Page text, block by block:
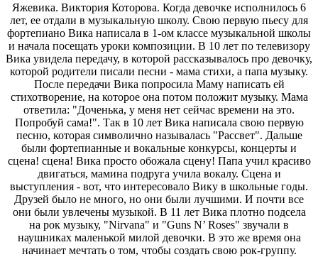
Яжевика. Виктория Которова. Когда девочке исполнилось 6
лет, ее отдали в музыкальную школу. Свою первую пьесу для
фортепиано Вика написала в 1-ом классе музыкальной школы
и начала посещать уроки композиции. В 10 лет по телевизору
Вика увидела передачу, в которой рассказывалось про девочку,
которой родители писали песни - мама стихи, а папа музыку.
После передачи Вика попросила Маму написать ей
стихотворение, на которое она потом положит музыку. Мама
ответила: "Доченька, у меня нет сейчас времени на это.
Попробуй сама!". Так в 10 лет Вика написала свою первую
песню, которая символично называлась "Рассвет". Дальше
были фортепианные и вокальные конкурсы, концерты и
сцена! сцена! Вика просто обожала сцену! Папа учил красиво
двигаться, мамина подруга учила вокалу. Сцена и
выступления - вот, что интересовало Вику в школьные годы.
Друзей было не много, но они были лучшими. И почти все
они были увлечены музыкой. В 11 лет Вика плотно подсела
на рок музыку, "Nirvana" и "Guns N’ Roses" звучали в
наушниках маленькой милой девочки. В это же время она
начинает мечтать о том, чтобы создать свою рок-группу.